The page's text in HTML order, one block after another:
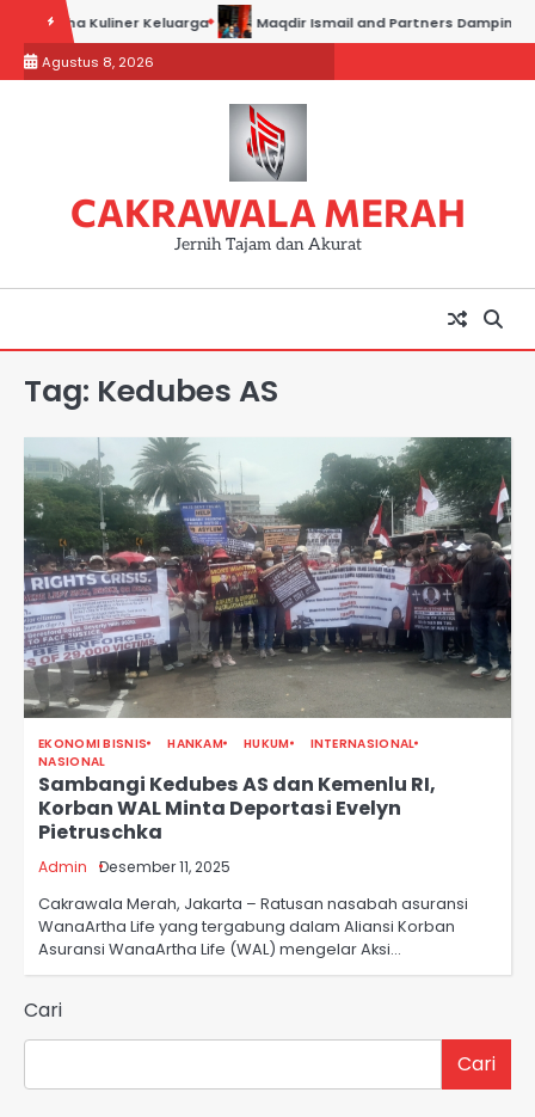
content
Usaha Kuliner Keluarga Maqdir Ismail and Partners Dampingi
Agustus 8, 2026
CAKRAWALA MERAH
Jernih Tajam dan Akurat
Tag: Kedubes AS
EKONOMI BISNIS HANKAM HUKUM
INTERNASIONAL
NASIONAL
Sambangi Kedubes AS dan Kemenlu RI,
Korban WAL Minta Deportasi Evelyn
Pietruschka
Admin Desember 11, 2025
Cakrawala Merah, Jakarta – Ratusan nasabah asuransi
WanaArtha Life yang tergabung dalam Aliansi Korban
Asuransi WanaArtha Life (WAL) mengelar Aksi…
Cari
Cari